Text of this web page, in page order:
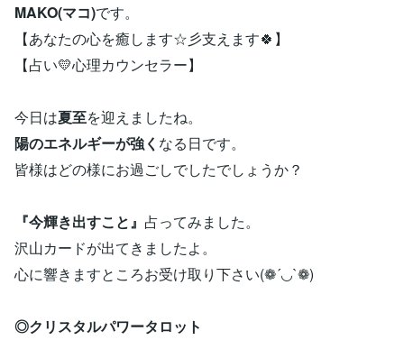
MAKO(マコ)です。
【あなたの心を癒します☆彡支えます🍀】
【占い💛心理カウンセラー】
今日は夏至を迎えましたね。
陽のエネルギーが強く なる日です。
皆様はどの様にお過ごしでしたでしょうか？
『今輝き出すこと』 占ってみました。
沢山カードが出てきましたよ。
心に響きますところお受け取り下さい(❁´◡`❁)
◎クリスタルパワータロット